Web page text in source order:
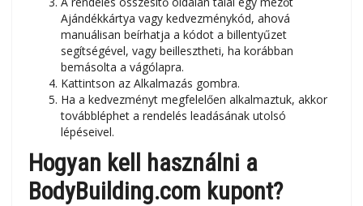
Ajándékkártya vagy kedvezménykód, ahová
manuálisan beírhatja a kódot a billentyűzet
segítségével, vagy beillesztheti, ha korábban
bemásolta a vágólapra.
Kattintson az Alkalmazás gombra.
Ha a kedvezményt megfelelően alkalmaztuk, akkor
továbbléphet a rendelés leadásának utolsó
lépéseivel.
Hogyan kell használni a
BodyBuilding.com kupont?